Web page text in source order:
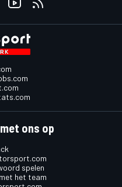
ons op
spelen
het team